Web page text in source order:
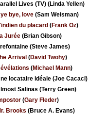
Lives (TV) (Linda Yellen)
bye, love (Sam Weisman)
du placard (Frank Oz)
Jurée (Brian Gibson)
(Steve James)
Arrival (David Twohy)
(Michael Mann)
locataire idéale (Joe Cacaci)
Salinas (Terry Green)
(Gary Fleder)
Brooks (Bruce A. Evans)